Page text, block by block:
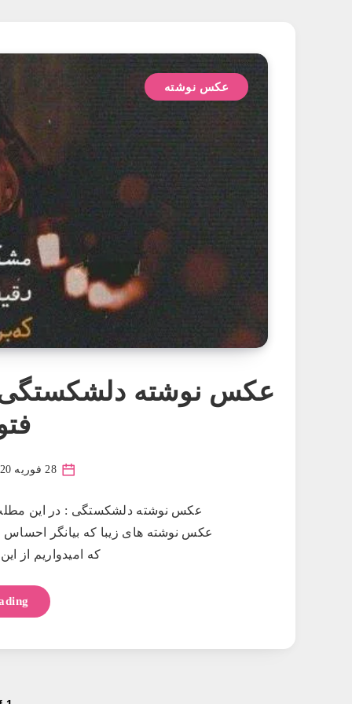
عکس نوشته
عکس نوشته
28 فوریه 2020
عکس نوشته دلشکستگی : در این
عکس نوشته های زیبا که بیانگر
که امیدواریم از